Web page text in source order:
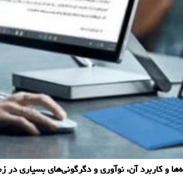
آن، نوآوری و دگرگونی‌های بسیاری در